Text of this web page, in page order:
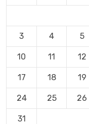
3 4 5
10 11 12
17 18 19
24 25 26
31